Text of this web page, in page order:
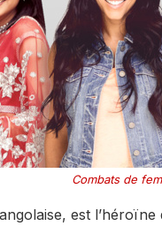
Combats de
est l’héroïne